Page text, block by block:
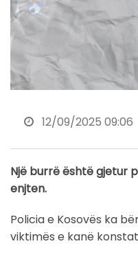
12/09/2025 09:06
Një burrë është gjetur
enjten.
Policia e Kosovës ka
viktimës e kanë